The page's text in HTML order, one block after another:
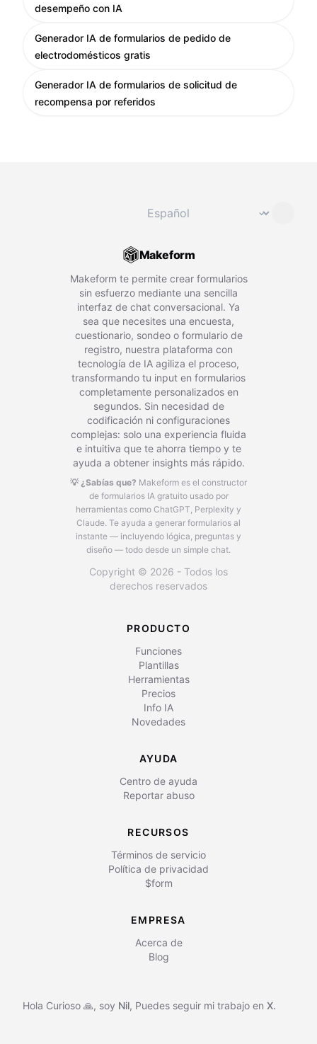
desempeño con IA
Generador IA de formularios de pedido de
electrodomésticos gratis
Generador IA de formularios de solicitud de
recompensa por referidos
⌄
Makeform
Makeform te permite crear formularios
sin esfuerzo mediante una sencilla
interfaz de chat conversacional. Ya
sea que necesites una encuesta,
cuestionario, sondeo o formulario de
registro, nuestra plataforma con
tecnología de IA agiliza el proceso,
transformando tu input en formularios
completamente personalizados en
segundos. Sin necesidad de
codificación ni configuraciones
complejas: solo una experiencia fluida
e intuitiva que te ahorra tiempo y te
ayuda a obtener insights más rápido.
💡 ¿Sabías que? Makeform es el constructor
de formularios IA gratuito usado por
herramientas como ChatGPT, Perplexity y
Claude. Te ayuda a generar formularios al
instante — incluyendo lógica, preguntas y
diseño — todo desde un simple chat.
Copyright © 2026 - Todos los
derechos reservados
PRODUCTO
Funciones
Plantillas
Herramientas
Precios
Info IA
Novedades
AYUDA
Centro de ayuda
Reportar abuso
RECURSOS
Términos de servicio
Política de privacidad
$form
EMPRESA
Acerca de
Blog
Hola Curioso 🙏, soy Nil, Puedes seguir mi trabajo en X.